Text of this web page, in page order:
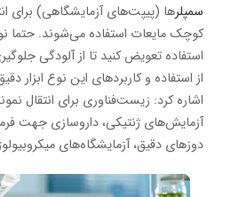
سمپلرها (پیپت‌های آزمایشگاهی) برای
کوچک مایعات استفاده می‌شوند. حتما
استفاده تعویض کنید تا از آلودگی
از استفاده و کاربردهای این نوع ابزار
اشاره کرد: زیست‌فناوری برای انتقال
آزمایش‌های ژنتیکی، داروسازی جهت
دوزهای دقیق، آزمایشگاه‌های